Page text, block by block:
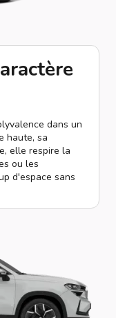
dans un
haute, sa
elle respire la
ou les
d'espace sans